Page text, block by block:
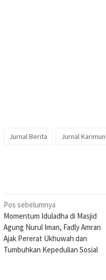
Jurnal Berita Jurnal Karimun
Navigasi
pos
Pos sebelumnya
Momentum Iduladha di Masjid
Agung Nurul Iman, Fadly Amran
Ajak Pererat Ukhuwah dan
Tumbuhkan Kepedulian Sosial